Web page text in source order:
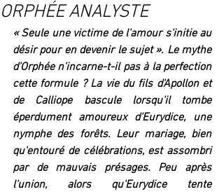
ORPHÉE ANALYSTE
« Seule une victime de l'amour s'initie au
désir pour en devenir le sujet ». Le mythe
d'Orphée n'incarne-t-il pas à la perfection
cette formule ? La vie du fils d'Apollon et
de Calliope bascule lorsqu'il tombe
éperdument amoureux d'Eurydice, une
nymphe des forêts. Leur mariage, bien
qu'entouré de célébrations, est assombri
par de mauvais présages. Peu après
l'union, alors qu'Eurydice tente